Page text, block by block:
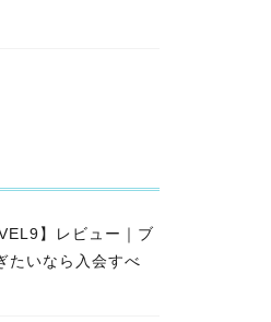
】レビュー｜ブ
たいなら入会すべ